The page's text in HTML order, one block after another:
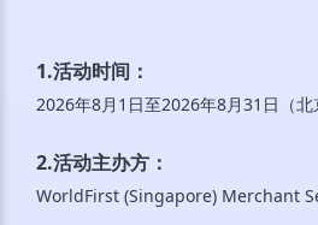
1.活动时间 ：
2026年8月1日至2026年8月31日（北
2.活动主办方 ：
WorldFirst (Singapore) Merchant